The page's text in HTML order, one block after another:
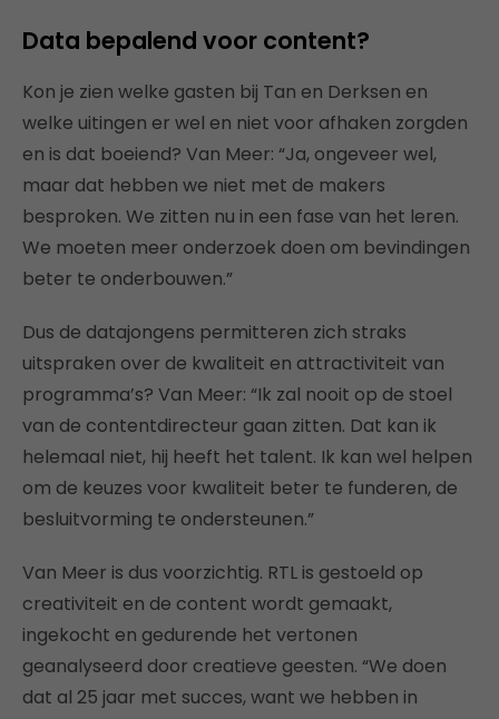
Data bepalend voor content?
Kon je zien welke gasten bij Tan en Derksen en
welke uitingen er wel en niet voor afhaken zorgden
en is dat boeiend? Van Meer: “Ja, ongeveer wel,
maar dat hebben we niet met de makers
besproken. We zitten nu in een fase van het leren.
We moeten meer onderzoek doen om bevindingen
beter te onderbouwen.”
Dus de datajongens permitteren zich straks
uitspraken over de kwaliteit en attractiviteit van
programma’s? Van Meer: “Ik zal nooit op de stoel
van de contentdirecteur gaan zitten. Dat kan ik
helemaal niet, hij heeft het talent. Ik kan wel helpen
om de keuzes voor kwaliteit beter te funderen, de
besluitvorming te ondersteunen.”
Van Meer is dus voorzichtig. RTL is gestoeld op
creativiteit en de content wordt gemaakt,
ingekocht en gedurende het vertonen
geanalyseerd door creatieve geesten. “We doen
dat al 25 jaar met succes, want we hebben in